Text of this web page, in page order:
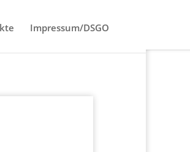
Impressum/DSGO